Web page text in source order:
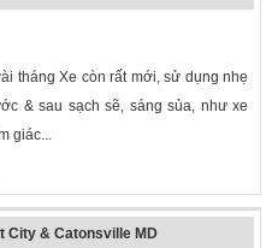
tháng Xe còn rất mới, sử dụng nhẹ
& sau sạch sẽ, sáng sủa, như xe
giác...
City & Catonsville MD